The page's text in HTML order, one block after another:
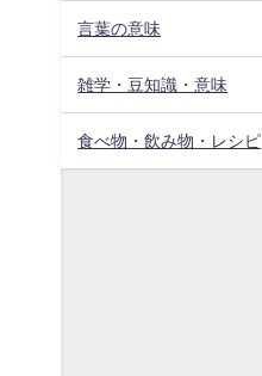
言葉の意味
雑学・豆知識・意味
食べ物・飲み物・レシピ